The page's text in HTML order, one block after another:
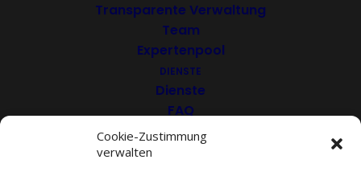
Cookie-Zustimmung
verwalten
Transparente Verwaltung
Team
Expertenpool
DIENSTE
Dienste
FAQ
Download
Jugendförderverein
Luis Zuegg EO